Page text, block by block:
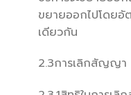
ขยายออกไปโดยอั
เดียวกัน
2.3การเลิกสัญญา